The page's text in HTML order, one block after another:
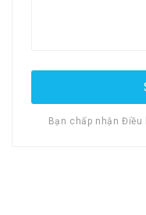
Bạn chấp nhận